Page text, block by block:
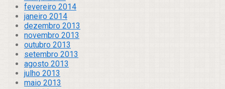
fevereiro 2014
janeiro 2014
dezembro 2013
novembro 2013
outubro 2013
setembro 2013
agosto 2013
julho 2013
maio 2013